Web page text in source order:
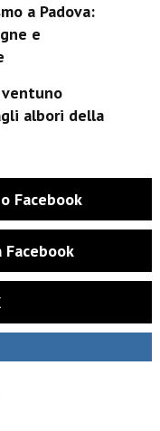
a Padova:
e
albori della
Facebook